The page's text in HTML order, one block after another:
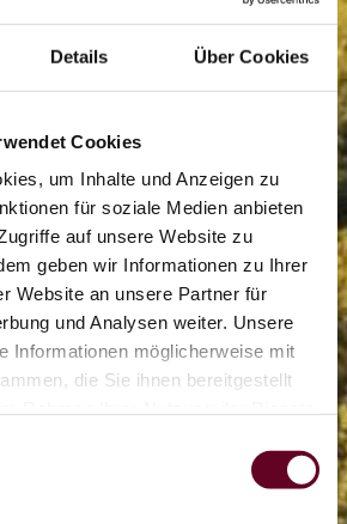
Details Über Cookies
Cookies
um Inhalte und Anzeigen zu
für soziale Medien anbieten
auf unsere Website zu
geben wir Informationen zu Ihrer
Website an unsere Partner für
und Analysen weiter. Unsere
Informationen möglicherweise mit
die Sie ihnen bereitgestelltFlyline
OTHAL
Coaster